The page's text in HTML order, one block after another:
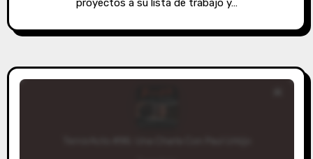
proyectos a su lista de trabajo y…